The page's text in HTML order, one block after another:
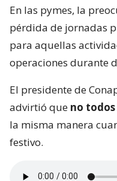
En las pymes, la
pérdida de jornadas
para aquellas
operaciones durante
El presidente de
advirtió que no
la misma manera
festivo.